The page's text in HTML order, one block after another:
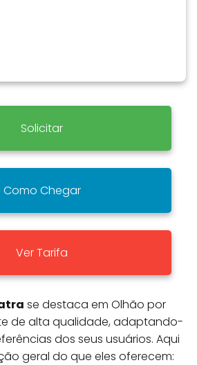
Solicitar
Como Chegar
Ver Tarifa
se destaca em Olhão por
de alta qualidade, adaptando-
dos seus usuários. Aqui
geral do que eles oferecem: